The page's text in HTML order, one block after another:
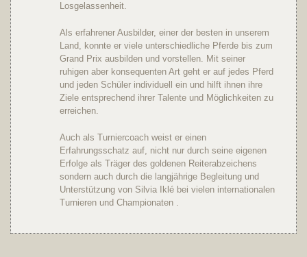
Losgelassenheit.
Als erfahrener Ausbilder, einer der besten in unserem
Land, konnte er viele unterschiedliche Pferde bis zum
Grand Prix ausbilden und vorstellen. Mit seiner
ruhigen aber konsequenten Art geht er auf jedes Pferd
und jeden Schüler individuell ein und hilft ihnen ihre
Ziele entsprechend ihrer Talente und Möglichkeiten zu
erreichen.
Auch als Turniercoach weist er einen
Erfahrungsschatz auf, nicht nur durch seine eigenen
Erfolge als Träger des goldenen Reiterabzeichens
sondern auch durch die langjährige Begleitung und
Unterstützung von Silvia Iklé bei vielen internationalen
Turnieren und Championaten .